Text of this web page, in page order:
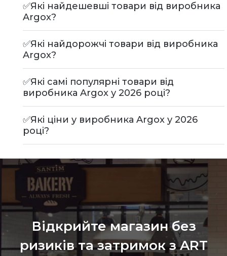
✅Які найдешевші товари від виробника
Argox?
✅Які найдорожчі товари від виробника
Argox?
✅Які самі популярні товари від
виробника Argox у 2026 році?
✅Які ціни у виробника Argox у 2026
році?
Відкрийте магазин без
ризиків та затримок з ART